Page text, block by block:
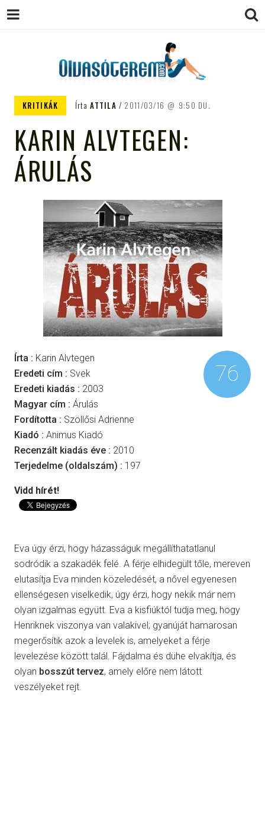
OLVASÓTEREM.COM – AZ
TÁMOGATÓJA
KRITIKÁK ÍrtaATTILA 2011/03/16 9:50 DU.
KARIN ALVTEGEN:
ÁRULÁS
Írta : Karin Alvtegen
Eredeti cím : Svek
Eredeti kiadás : 2003
Magyar cím : Árulás
Fordította : Szöllősi Adrienne
Kiadó : Animus Kiadó
Recenzált kiadás éve : 2010
Terjedelme (oldalszám) : 197
76
Vidd hírét!
Eva úgy érzi, hogy házasságuk megállíthatatlanul
sodródik a szakadék felé. A férje elhidegült tőle, mereven
elutasítja Eva minden közeledését, a nővel egyenesen
ellenségesen viselkedik, úgy érzi, hogy nekik már nem
olyan izgalmas együtt. Eva a kisfiúktól tudja meg, hogy
Henriknek viszonya van valakivel; gyanúját hamarosan
megerősítik azok a levelek is, amelyeket a férje
levelezése között talál. Fájdalma és dühe elvakítja, és
olyan bosszút tervez, amely előre nem látott
veszélyeket rejt.